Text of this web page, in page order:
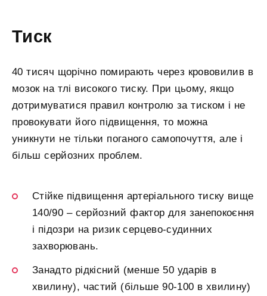
Тиск
40 тисяч щорічно помирають через крововилив в
мозок на тлі високого тиску. При цьому, якщо
дотримуватися правил контролю за тиском і не
провокувати його підвищення, то можна
уникнути не тільки поганого самопочуття, але і
більш серйозних проблем.
Стійке підвищення артеріального тиску вище
140/90 – серйозний фактор для занепокоєння
і підозри на ризик серцево-судинних
захворювань.
Занадто рідкісний (менше 50 ударів в
хвилину), частий (більше 90-100 в хвилину)